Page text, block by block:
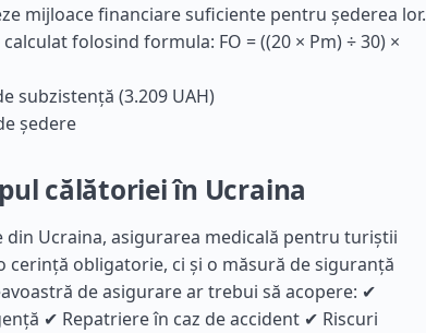
mijloace financiare suficiente pentru șederea lor.
folosind formula: FO = ((20 × Pm) ÷ 30) ×
subzistență (3.209 UAH)
ședere
călătoriei în Ucraina
din Ucraina, asigurarea medicală pentru turiștii
cerință obligatorie, ci și o măsură de siguranță
de asigurare ar trebui să acopere: ✔
✔ Repatriere în caz de accident ✔ Riscuri